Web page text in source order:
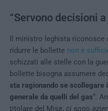
“Servono decisioni
Il ministro leghista riconosce
ridurre le bollette non è
schizzati alle stelle con la
bollette bisogna assumere
sta ragionando se scollegare
generale da quelli del gas“.
titolare del Mise, ci sono